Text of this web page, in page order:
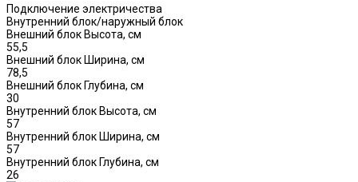
Подключение электричества
Внутренний блок/наружный блок
Внешний блок Высота, см
55,5
Внешний блок Ширина, см
78,5
Внешний блок Глубина, см
30
Внутренний блок Высота, см
57
Внутренний блок Ширина, см
57
Внутренний блок Глубина, см
26